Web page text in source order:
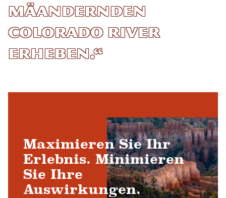
mäandernden
Colorado River
erheben.“
Maximieren Sie Ihr
Erlebnis. Minimieren
Sie Ihre
Auswirkungen.